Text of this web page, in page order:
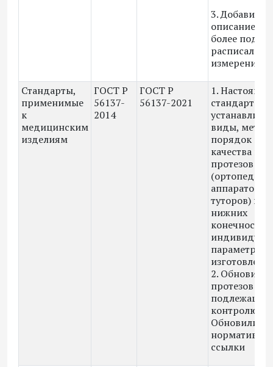
3. Добавили
описание
более
расписали
измерения
Стандарты,
применимые
к
медицинским
изделиям
ГОСТ Р
56137-
2014
ГОСТ Р
56137-2021
1.
стандарт
виды,
порядок
качества
протезов и
аппаратов и
туторов)
нижних
конечностей
2. Обновили
протезов
подлежащих
контролю
Обновили
ссылки